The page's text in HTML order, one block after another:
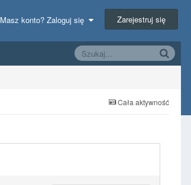
Masz konto? Zaloguj się Zarejestruj się
Cała aktywność